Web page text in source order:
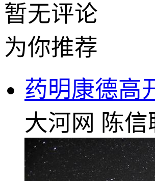
暂无评论
为你推荐
药明康德高
大河网 陈信